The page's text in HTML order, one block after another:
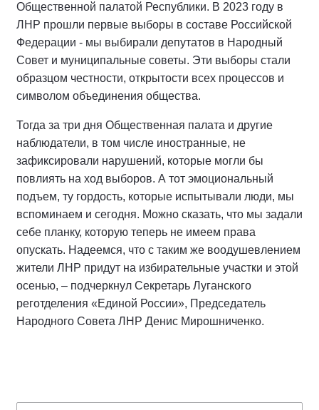
Общественной палатой Республики. В 2023 году в
ЛНР прошли первые выборы в составе Российской
Федерации - мы выбирали депутатов в Народный
Совет и муниципальные советы. Эти выборы стали
образцом честности, открытости всех процессов и
символом объединения общества.
Тогда за три дня Общественная палата и другие
наблюдатели, в том числе иностранные, не
зафиксировали нарушений, которые могли бы
повлиять на ход выборов. А тот эмоциональный
подъем, ту гордость, которые испытывали люди, мы
вспоминаем и сегодня. Можно сказать, что мы задали
себе планку, которую теперь не имеем права
опускать. Надеемся, что с таким же воодушевлением
жители ЛНР придут на избирательные участки и этой
осенью, – подчеркнул Секретарь Луганского
реготделения «Единой России», Председатель
Народного Совета ЛНР Денис Мирошниченко.